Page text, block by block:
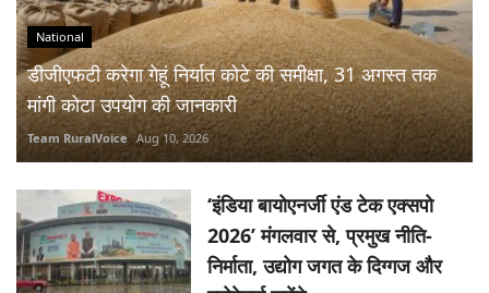
National
डीजीएफटी करेगा गेहूं निर्यात कोटे की समीक्षा, 31 अगस्त तक
मांगी कोटा उपयोग की जानकारी
Team RuralVoice Aug 10, 2026
‘इंडिया बायोएनर्जी एंड टेक एक्सपो
2026’ मंगलवार से, प्रमुख नीति-
निर्माता, उद्योग जगत के दिग्गज और